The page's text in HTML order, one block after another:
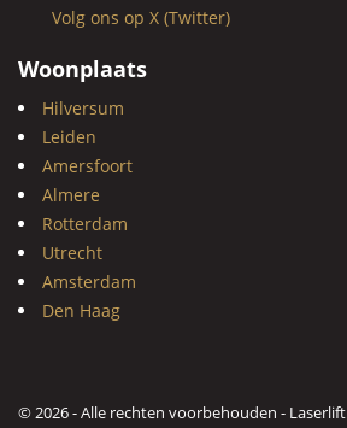
Volg ons op X (Twitter)
Woonplaats
Hilversum
Leiden
Amersfoort
Almere
Rotterdam
Utrecht
Amsterdam
Den Haag
© 2026 - Alle rechten voorbehouden - Laserlift